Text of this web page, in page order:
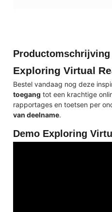
Productomschrijving
Exploring Virtual
Bestel vandaag nog deze
toegang tot een krachtige
rapportages en toetsen per
van deelname.
Demo Exploring